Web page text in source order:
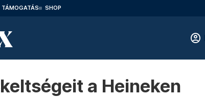
TÁMOGATÁS SHOP
a Heineken